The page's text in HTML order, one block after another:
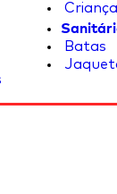
Criança
Batas